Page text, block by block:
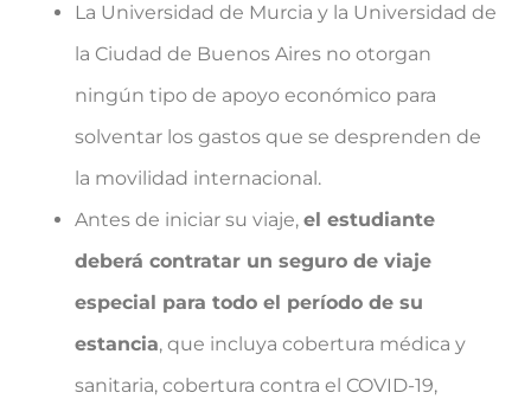
La Universidad de Murcia y la Universidad de
la Ciudad de Buenos Aires no otorgan
ningún tipo de apoyo económico para
solventar los gastos que se desprenden de
la movilidad internacional.
Antes de iniciar su viaje, el estudiante
deberá contratar un seguro de viaje
especial para todo el período de su
estancia, que incluya cobertura médica y
sanitaria, cobertura contra el COVID-19,